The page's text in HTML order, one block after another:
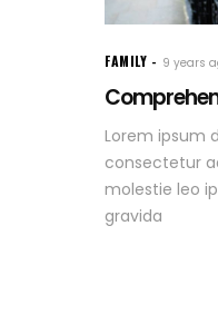
FAMILY 9 years
Lorem ipsum
consectetur
molestie leo
gravida